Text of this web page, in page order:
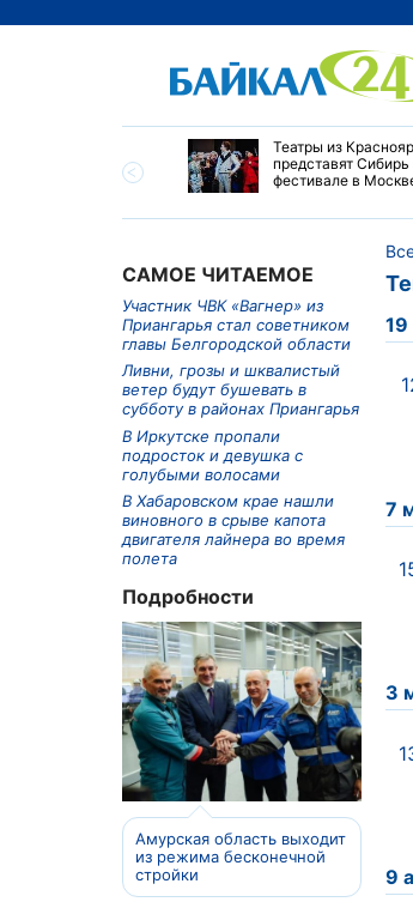
Алтайского края
и многолетний
Театры из
представят Сибирь
фестивале в
САМОЕ ЧИТАЕМОЕ
Участник ЧВК «Вагнер» из
Приангарья стал советником
главы Белгородской области
Ливни, грозы и шквалистый
ветер будут бушевать в
субботу в районах Приангарья
В Иркутске пропали
подросток и девушка с
голубыми волосами
В Хабаровском крае нашли
виновного в срыве капота
двигателя лайнера во время
полета
Подробности
Амурская область выходит
из режима бесконечной
стройки
19
7
3
9